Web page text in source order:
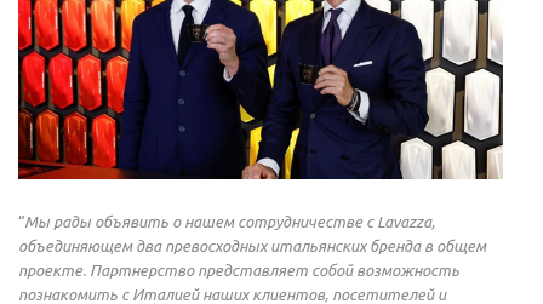
“Мы рады объявить о нашем сотрудничестве с Lavazza,
объединяющем два превосходных итальянских бренда в общем
проекте. Партнерство представляет собой возможность
познакомить с Италией наших клиентов, посетителей и